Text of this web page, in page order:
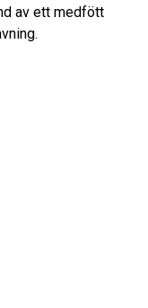
av ett medfött